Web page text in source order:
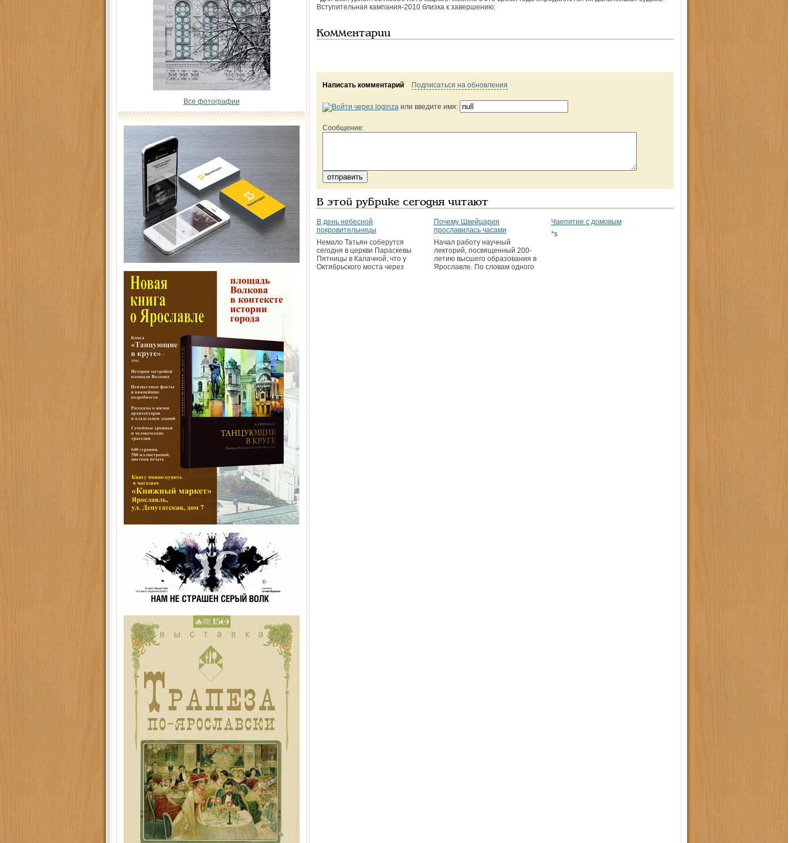
Все фотографии
Вступительная кампания-2010 близка к завершению:
Комментарии
Написать комментарий Подписаться на обновления
или введите имя:
Сообщение:
В этой рубрике сегодня читают
В день небесной
покровительницы
Немало Татьян соберутся
сегодня в церкви Параскевы
Пятницы в Калачной, что у
Октябрьского моста через
Почему Швейцария
прославилась часами
Начал работу научный
лекторий, посвященный 200-
летию высшего образования в
Ярославле. По словам одного
Чаепитие с домовым
*s